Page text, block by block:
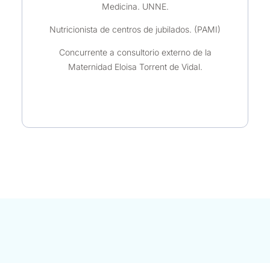
Medicina. UNNE.
Nutricionista de centros de jubilados. (PAMI)
Concurrente a consultorio externo de la
Maternidad Eloisa Torrent de Vidal.